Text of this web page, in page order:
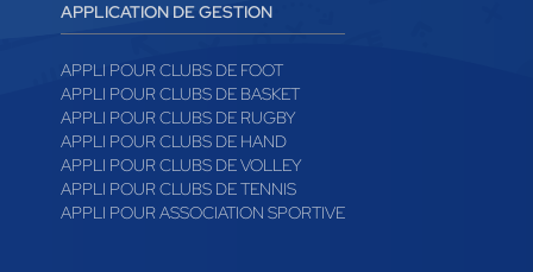
APPLICATION DE GESTION
APPLI POUR CLUBS DE FOOT
APPLI POUR CLUBS DE BASKET
APPLI POUR CLUBS DE RUGBY
APPLI POUR CLUBS DE HAND
APPLI POUR CLUBS DE VOLLEY
APPLI POUR CLUBS DE TENNIS
APPLI POUR ASSOCIATION SPORTIVE